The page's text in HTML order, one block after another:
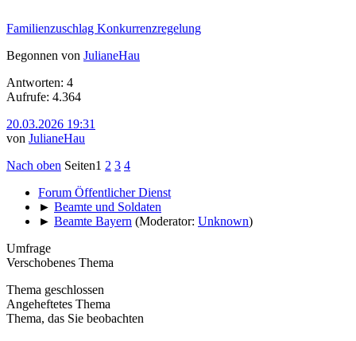
Familienzuschlag Konkurrenzregelung
Begonnen von JulianeHau
Antworten: 4
Aufrufe: 4.364
20.03.2026 19:31
von JulianeHau
Nach oben Seiten1 2 3 4
Forum Öffentlicher Dienst
► Beamte und Soldaten
► Beamte Bayern (Moderator: Unknown)
Umfrage
Verschobenes Thema
Thema geschlossen
Angeheftetes Thema
Thema, das Sie beobachten